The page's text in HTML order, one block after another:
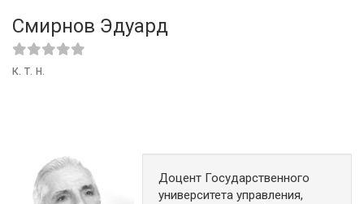
Смирнов Эдуард
к. т. н.
Доцент Государственного
университета управления,